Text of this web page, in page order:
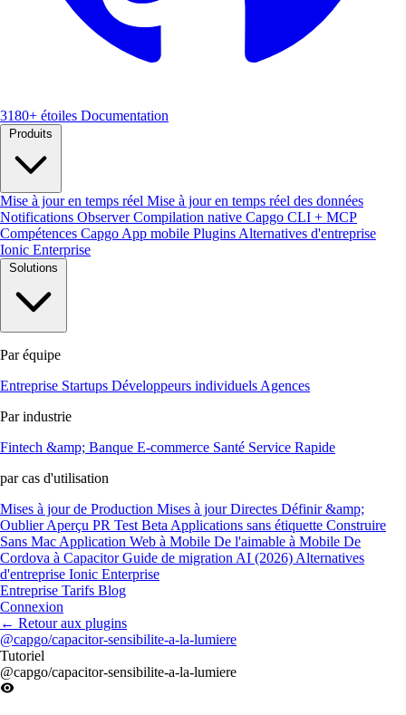
3180+ étoiles Documentation
Produits
Mise à jour en temps réel Mise à jour en temps réel des données
Notifications ObserverCompilation native Capgo CLI + MCP
Compétences Capgo App mobile Plugins Alternatives d'entreprise
Ionic Enterprise
Solutions
Par équipe
Entreprise Startups Développeurs individuels Agences
Par industrie
Fintech &amp; Banque E-commerce Santé Service Rapide
par cas d'utilisation
Mises à jour de Production Mises à jour Directes Définir &amp;
OublierAperçu PR Test Beta Applications sans étiquette Construire
Sans Mac Application Web à Mobile De l'aimable à Mobile De
Cordova à CapacitorGuide de migration AI (2026) Alternatives
d'entreprise Ionic Enterprise
Entreprise Tarifs Blog
Connexion
← Retour aux plugins
@capgo/capacitor-sensibilite-a-la-lumiere
Tutoriel
@capgo/capacitor-sensibilite-a-la-lumiere